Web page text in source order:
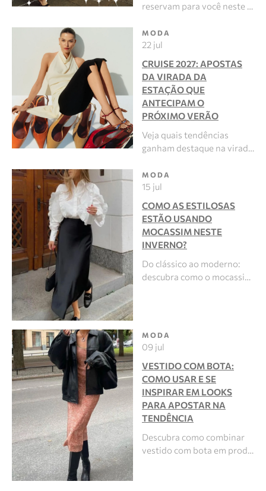
reservam para você neste …
MODA
22 jul
CRUISE 2027: APOSTAS
DA VIRADA DA
ESTAÇÃO QUE
ANTECIPAM O
PRÓXIMO VERÃO
Veja quais tendências
ganham destaque na virad…
MODA
15 jul
COMO AS ESTILOSAS
ESTÃO USANDO
MOCASSIM NESTE
INVERNO?
Do clássico ao moderno:
descubra como o mocassi…
MODA
09 jul
VESTIDO COM BOTA:
COMO USAR E SE
INSPIRAR EM LOOKS
PARA APOSTAR NA
TENDÊNCIA
Descubra como combinar
vestido com bota em prod…